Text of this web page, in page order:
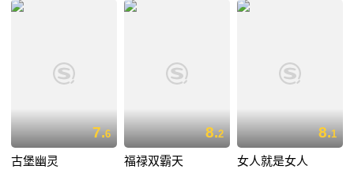
7.6
古堡幽灵
8.2
福禄双霸天
8.1
女人就是女人